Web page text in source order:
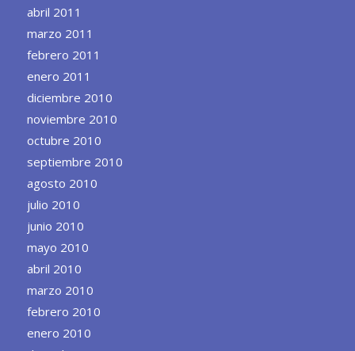
abril 2011
marzo 2011
febrero 2011
enero 2011
diciembre 2010
noviembre 2010
octubre 2010
septiembre 2010
agosto 2010
julio 2010
junio 2010
mayo 2010
abril 2010
marzo 2010
febrero 2010
enero 2010